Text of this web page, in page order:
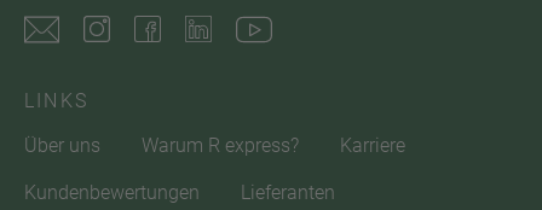
LINKS
Über uns
Warum R express? Karriere
Kundenbewertungen Lieferanten